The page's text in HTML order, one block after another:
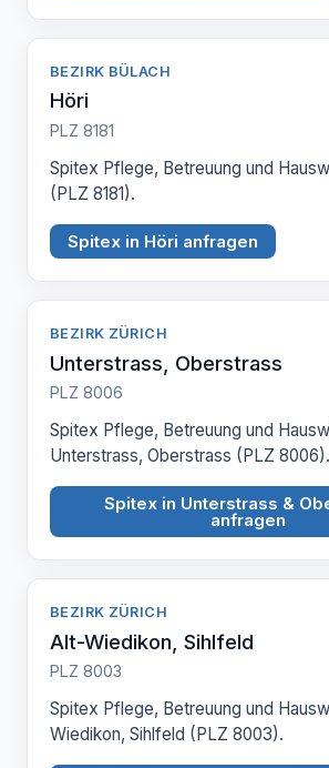
BEZIRK BÜLACH
Höri
PLZ 8181
Spitex Pflege, Betreuung und
(PLZ 8181).
Spitex in Höri anfragen
BEZIRK ZÜRICH
Unterstrass, Oberstrass
PLZ 8006
Spitex Pflege, Betreuung und
Unterstrass, Oberstrass (PLZ 8006).
Spitex in Unterstrass &
anfragen
BEZIRK ZÜRICH
Alt-Wiedikon, Sihlfeld
PLZ 8003
Spitex Pflege, Betreuung und
Wiedikon, Sihlfeld (PLZ 8003).